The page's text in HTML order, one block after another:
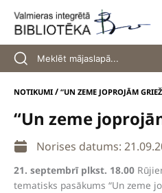
content
NOTIKUMI / “UN ZEME JOPROJĀM
“Un zeme
Norises datums:
21. septembrī plkst. 18.00
tematisks pasākums “Un zeme